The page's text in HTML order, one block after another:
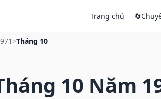
Trang chủ 🔄
>Tháng 10
10 Năm